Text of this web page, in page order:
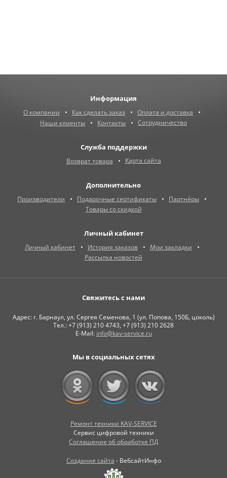
Информация
О компании Как сделать заказ
Оплата и доставка
Наши клиенты
Контакты Сотрудничество
Служба поддержки
Возврат товара Карта сайта
Дополнительно
Производители Подарочные сертификаты
Партнёры
Товары со скидкой
Личный кабинет
Личный кабинет История заказов
Мои закладки
Рассылка новостей
Свяжитесь с нами
Адрес: г. Барнаул, ул. Сергея Семенова, 1 (ул. Попова, 150Б, цоколь)
Тел.: +7 (913) 210 4743, +7 (913) 210 2628
E-Mail: info@kav-service.ru
Мы в социальных сетях
Ремонт техники KAV-SERVICE
Сервис цифровой техники
Соглашение об обработке ПД
Создание сайта - ВебсайтИнфо